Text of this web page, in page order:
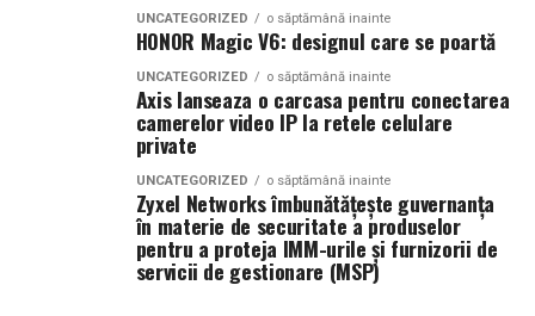
UNCATEGORIZED o săptămână inainte
HONOR Magic V6: designul care se poartă
UNCATEGORIZED o săptămână inainte
Axis lanseaza o carcasa pentru conectarea
camerelor video IP la retele celulare
private
UNCATEGORIZED o săptămână inainte
Zyxel Networks îmbunătățește guvernanța
în materie de securitate a produselor
pentru a proteja IMM-urile și furnizorii de
servicii de gestionare (MSP)